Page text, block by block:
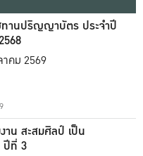
านปริญญาบัตร ประจำปี
คม 2569
าน สะสมศิลป์ เป็น
ที่ 3